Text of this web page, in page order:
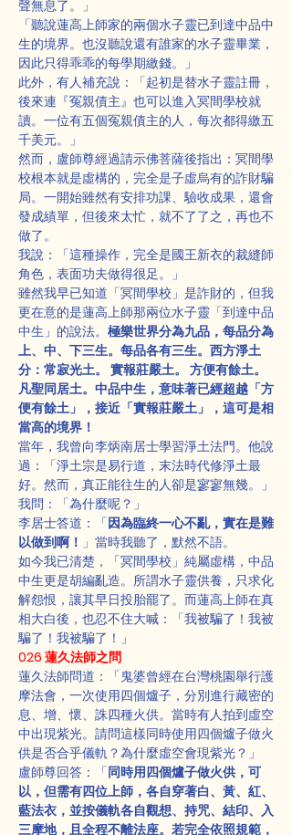
聲無息了。」
「聽說蓮高上師家的兩個水子靈已到達中品中
生的境界。也沒聽說還有誰家的水子靈畢業，
因此只得乖乖的每學期繳錢。」
此外，有人補充說：「起初是替水子靈註冊，
後來連『冤親債主』也可以進入冥間學校就
讀。一位有五個冤親債主的人，每次都得繳五
千美元。」
然而，盧師尊經過請示佛菩薩後指出：冥間學
校根本就是虛構的，完全是子虛烏有的詐財騙
局。一開始雖然有安排功課、驗收成果，還會
發成績單，但後來太忙，就不了了之，再也不
做了。
我說：「這種操作，完全是國王新衣的裁縫師
角色，表面功夫做得很足。」
雖然我早已知道「冥間學校」是詐財的，但我
更在意的是蓮高上師那兩位水子靈「到達中品
中生」的說法。 極樂世界分為九品，每品分為
上、中、下三生。每品各有三生。西方淨土
分：常寂光土。 實報莊嚴土。 方便有餘土。
凡聖同居土。中品中生，意味著已經超越「方
便有餘土」，接近「實報莊嚴土」，這可是相
當高的境界！
當年，我曾向李炳南居士學習淨土法門。他說
過：「淨土宗是易行道，末法時代修淨土最
好。然而，真正能往生的人卻是寥寥無幾。」
我問：「為什麼呢？」
李居士答道：「因為臨終一心不亂，實在是難
以做到啊！ 」當時我聽了，默然不語。
如今我已清楚，「冥間學校」純屬虛構，中品
中生更是胡編亂造。所謂水子靈供養，只求化
解怨恨，讓其早日投胎罷了。而蓮高上師在真
相大白後，也忍不住大喊：「我被騙了！我被
騙了！我被騙了！」
026 蓮久法師之問
蓮久法師問道：「鬼婆曾經在台灣桃園舉行護
摩法會，一次使用四個爐子，分別進行藏密的
息、增、懷、誅四種火供。當時有人拍到虛空
中出現紫光。請問這樣同時使用四個爐子做火
供是否合乎儀軌？為什麼虛空會現紫光？」
盧師尊回答：「同時用四個爐子做火供，可
以，但需有四位上師，各自穿著白、黃、紅、
藍法衣，並按儀軌各自觀想、持咒、結印、入
三摩地，且全程不離法座。若完全依照規範，